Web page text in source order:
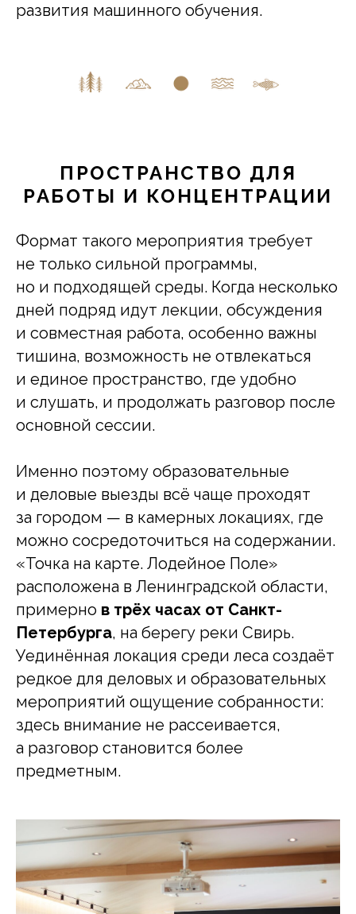
развития машинного обучения.
ПРОСТРАНСТВО ДЛЯ
РАБОТЫ И КОНЦЕНТРАЦИИ
Формат такого мероприятия требует
не только сильной программы,
но и подходящей среды. Когда несколько
дней подряд идут лекции, обсуждения
и совместная работа, особенно важны
тишина, возможность не отвлекаться
и единое пространство, где удобно
и слушать, и продолжать разговор после
основной сессии.
Именно поэтому образовательные
и деловые выезды всё чаще проходят
за городом — в камерных локациях, где
можно сосредоточиться на содержании.
«Точка на карте. Лодейное Поле»
расположена в Ленинградской области,
примерно в трёх часах от Санкт-
Петербурга, на берегу реки Свирь.
Уединённая локация среди леса создаёт
редкое для деловых и образовательных
мероприятий ощущение собранности:
здесь внимание не рассеивается,
а разговор становится более
предметным.